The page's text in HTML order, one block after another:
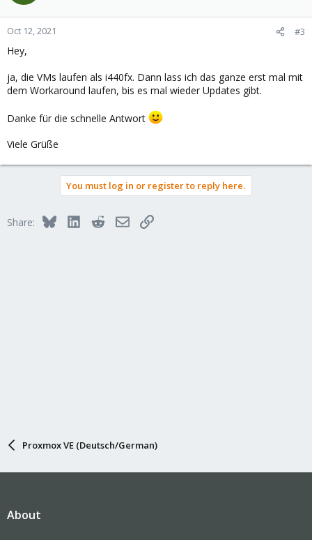
o
n
:
Oct 12, 2021 #3
Hey,
ja, die VMs laufen als i440fx. Dann lass ich das ganze erst mal mit
dem Workaround laufen, bis es mal wieder Updates gibt.
Danke für die schnelle Antwort
Viele Grüße
You must log in or register to reply here.
Share: BlueskyLinkedInRedditEmailLink
Proxmox VE (Deutsch/German)
About